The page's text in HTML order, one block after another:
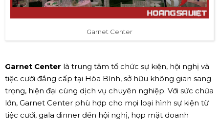
Garnet Center
Garnet Center là trung tâm tổ chức sự kiện, hội nghị và
tiệc cưới đẳng cấp tại Hòa Bình, sở hữu không gian sang
trọng, hiện đại cùng dịch vụ chuyên nghiệp. Với sức chứa
lớn, Garnet Center phù hợp cho mọi loại hình sự kiện từ
tiệc cưới, gala dinner đến hội nghị, họp mặt doanh